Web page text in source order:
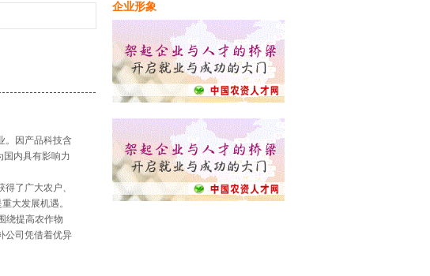
。因产品科技含
国内具有影响力
了广大农户、
大发展机遇。
绕提高农作物
公司凭借着优异
企业形象